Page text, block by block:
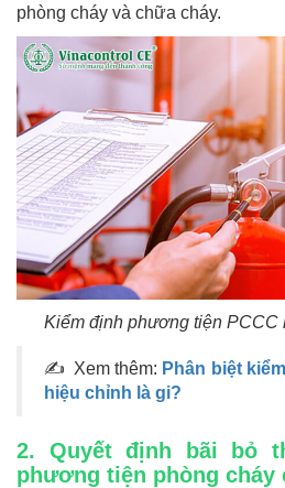
phòng cháy và chữa cháy.
Kiểm định phương tiện PCCC
✍ Xem thêm: Phân biệt
hiệu chỉnh là gi?
2. Quyết định bãi bỏ
phương tiện phòng cháy